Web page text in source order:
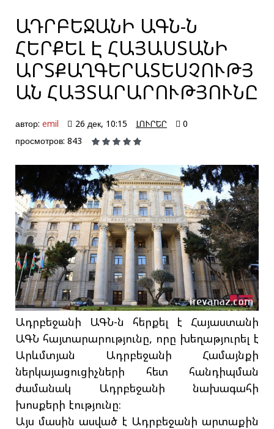
ԱԴՐԲԵՋԱՆԻ ԱԳՆ-Ն
ՀԵՐՔԵԼ Է ՀԱՅԱՍՏԱՆԻ
ԱՐՏՔԱՂԳԵՐԱՏԵՍՉՈՒԹՅ
ԱՆ ՀԱՅՏԱՐԱՐՈՒԹՅՈՒՆԸ
автор: emil 26 дек, 10:15 ԼՈՒՐԵՐ
0
просмотров: 843
Ադրբեջանի ԱԳՆ-ն հերքել է Հայաստանի
ԱԳՆ հայտարարությունը, որը խեղաթյուրել է
Արևմտյան Ադրբեջանի Համայնքի
ներկայացուցիչների հետ հանդիպման
ժամանակ Ադրբեջանի նախագահի
խոսքերի էությունը։
Այս մասին ասված է Ադրբեջանի արտաքին